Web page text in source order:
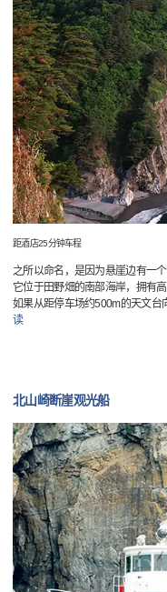
距酒店25分钟车程
之所以命名，是因为悬崖边有一个
它位于田野畑的南部海岸，拥有高
如果从距停车场约500m的天文台
读
北山崎断崖观光船